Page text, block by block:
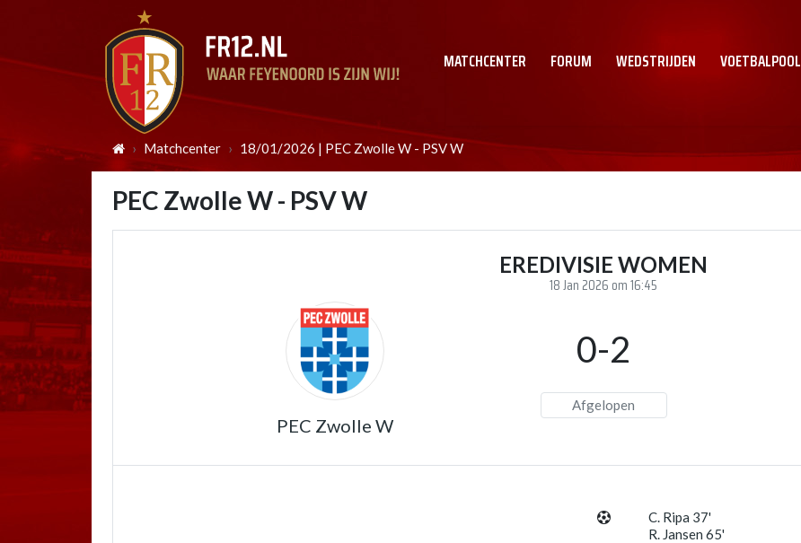
MATCHCENTER FORUM WEDSTRIJDEN VOETBALPOOL
Matchcenter 18/01/2026 | PEC Zwolle W - PSV W
PEC Zwolle W - PSV W
EREDIVISIE WOMEN
18 Jan 2026 om 16:45
PEC Zwolle W
0-2
Afgelopen
C. Ripa 37'
R. Jansen 65'